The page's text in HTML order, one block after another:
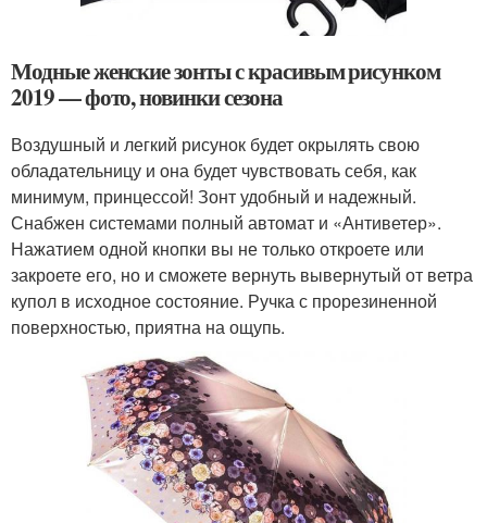
Модные женские зонты с красивым рисунком
2019 — фото, новинки сезона
Воздушный и легкий рисунок будет окрылять свою
обладательницу и она будет чувствовать себя, как
минимум, принцессой! Зонт удобный и надежный.
Снабжен системами полный автомат и «Антиветер».
Нажатием одной кнопки вы не только откроете или
закроете его, но и сможете вернуть вывернутый от ветра
купол в исходное состояние. Ручка с прорезиненной
поверхностью, приятна на ощупь.